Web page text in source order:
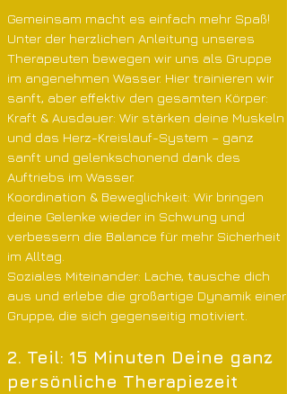
Gemeinsam macht es einfach mehr Spaß!
Unter der herzlichen Anleitung unseres
Therapeuten bewegen wir uns als Gruppe
im angenehmen Wasser. Hier trainieren wir
sanft, aber effektiv den gesamten Körper:
Kraft & Ausdauer: Wir stärken deine Muskeln
und das Herz-Kreislauf-System – ganz
sanft und gelenkschonend dank des
Auftriebs im Wasser.
Koordination & Beweglichkeit: Wir bringen
deine Gelenke wieder in Schwung und
verbessern die Balance für mehr Sicherheit
im Alltag.
Soziales Miteinander: Lache, tausche dich
aus und erlebe die großartige Dynamik einer
Gruppe, die sich gegenseitig motiviert.
2. Teil: 15 Minuten Deine ganz
persönliche Therapiezeit